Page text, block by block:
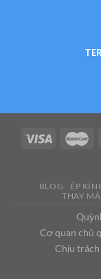
BLOG ÉP
THAY
Cơ quan chủ
Chịu